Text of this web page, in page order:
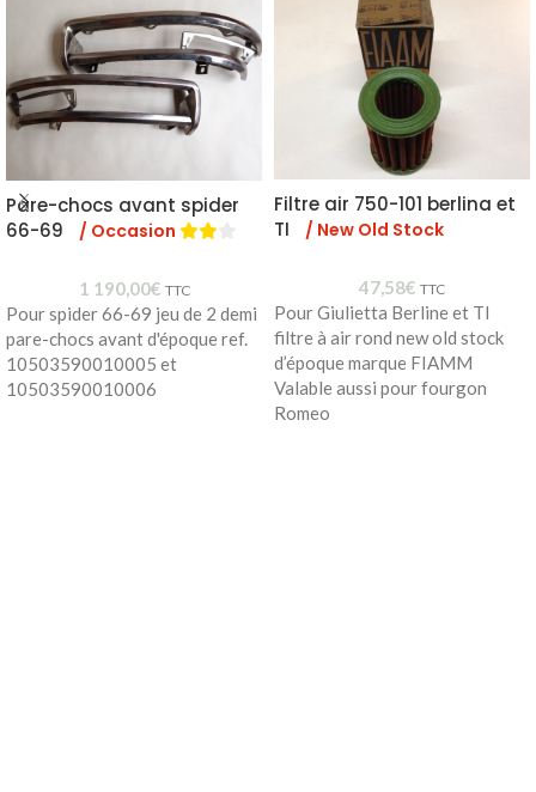
Pare-chocs avant spider
66-69
/ Occasion
1 190,00€ TTC
Pour spider 66-69 jeu de 2 demi
pare-chocs avant d'époque ref.
10503590010005 et
10503590010006
Filtre air 750-101 berlina et
TI
/ New Old Stock
47,58€ TTC
Pour Giulietta Berline et TI
filtre à air rond new old stock
d’époque marque FIAMM
Valable aussi pour fourgon
Romeo